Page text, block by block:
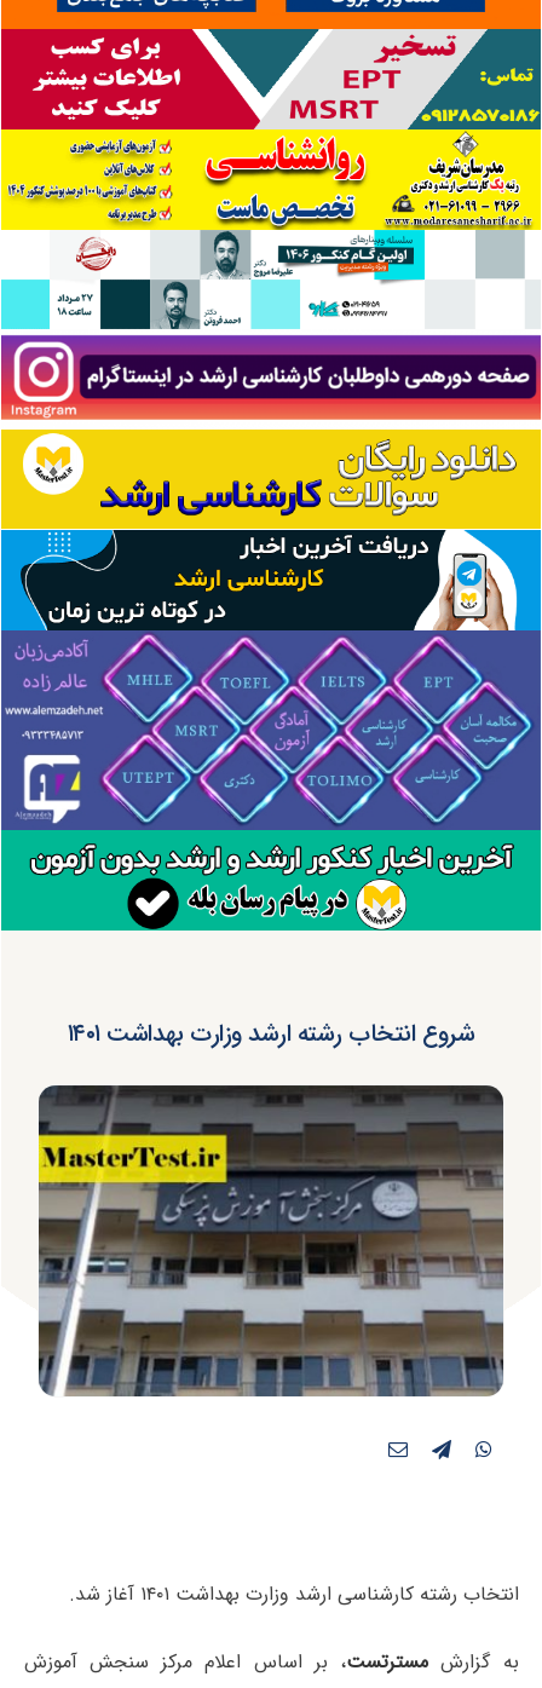
شروع انتخاب رشته ارشد وزارت بهداشت ۱۴۰۱
انتخاب رشته کارشناسی ارشد وزارت بهداشت ۱۴۰۱ آغاز شد.
به گزارش مسترتست، بر اساس اعلام مرکز سنجش آموزش